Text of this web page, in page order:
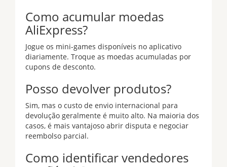
Como acumular moedas
AliExpress?
Jogue os mini-games disponíveis no aplicativo
diariamente. Troque as moedas acumuladas por
cupons de desconto.
Posso devolver produtos?
Sim, mas o custo de envio internacional para
devolução geralmente é muito alto. Na maioria dos
casos, é mais vantajoso abrir disputa e negociar
reembolso parcial.
Como identificar vendedores